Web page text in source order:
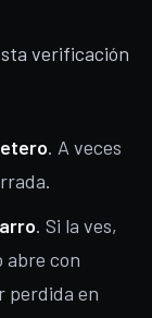
verificación
. A veces
. Si la ves,
abre con
perdida en